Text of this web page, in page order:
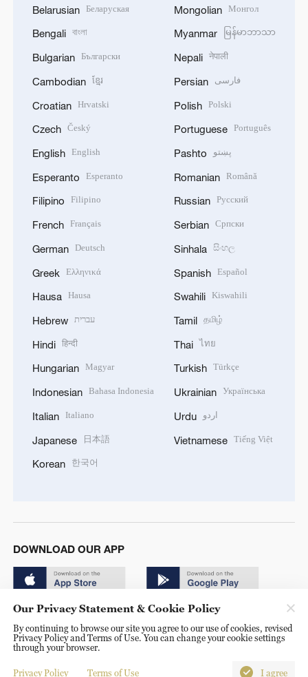
Belarusian Беларуская
Bengali বাংলা
Bulgarian Български
Cambodian ខ្មែរ
Croatian Hrvatski
Czech Český
English English
Esperanto Esperanto
Filipino Filipino
French Français
German Deutsch
Greek Ελληνικά
Hausa Hausa
Hebrew עברית
Hindi हिन्दी
Hungarian Magyar
Indonesian Bahasa Indonesia
Italian Italiano
Japanese 日本語
Korean 한국어
Mongolian Монгол
Myanmar မြန်မာဘာသာ
Nepali नेपाली
Persian فارسی
Polish Polski
Portuguese Português
Pashto پښتو
Romanian Română
Russian Русский
Serbian Српски
Sinhala සිංහල
Spanish Español
Swahili Kiswahili
Tamil தமிழ்
Thai ไทย
Turkish Türkçe
Ukrainian Українська
Urdu اردو
Vietnamese Tiếng Việt
DOWNLOAD OUR APP
© China Radio International.CRI. All Rights Reserved. 16A
Shijingshan Road, Beijing, China. 100040
Our Privacy Statement & Cookie Policy
By continuing to browse our site you agree to our use of cookies, revised
Privacy Policy and Terms of Use. You can change your cookie settings
through your browser.
Privacy Policy Terms of Use I agree